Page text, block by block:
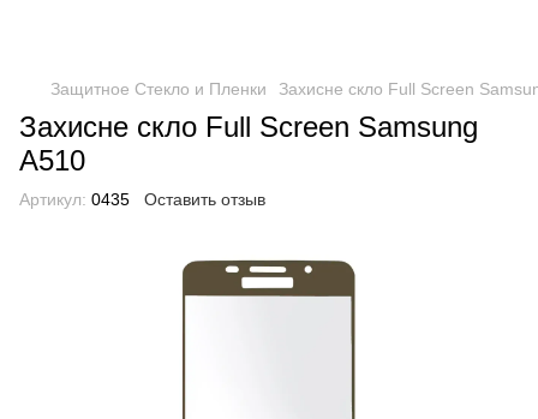
Защитное Стекло и Пленки Захисне скло Full Screen
Захисне скло Full Screen Samsung
A510
Артикул: 0435 Оставить отзыв